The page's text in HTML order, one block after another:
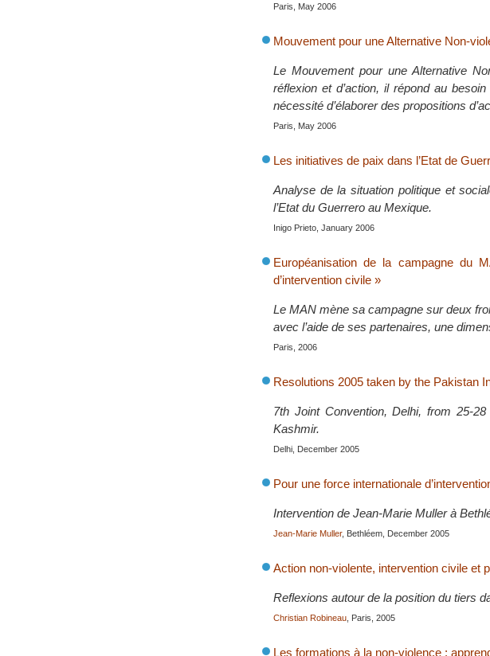
Paris, May 2006
Mouvement pour une Alternative Non-
Le Mouvement pour une Alternative
réflexion et d’action, il répond au
nécessité d’élaborer des propositions
Paris, May 2006
Les initiatives de paix dans l’Etat de
Analyse de la situation politique et
l’Etat du Guerrero au Mexique.
Inigo Prieto, January 2006
Européanisation de la campagne du
d’intervention civile »
Le MAN mène sa campagne sur deux
avec l’aide de ses partenaires, une
Paris, 2006
Resolutions 2005 taken by the Pakistan
7th Joint Convention, Delhi, from 25-
Kashmir.
Delhi, December 2005
Pour une force internationale
Intervention de Jean-Marie Muller à
Jean-Marie Muller, Bethléem, December 2005
Action non-violente, intervention civile et
Reflexions autour de la position du tiers
Christian Robineau , Paris, 2005
Les formations à la non-violence :